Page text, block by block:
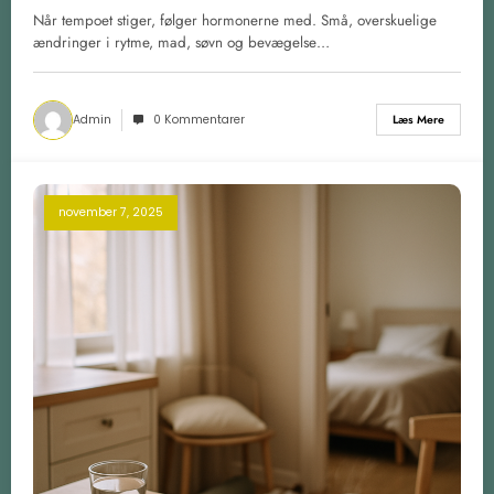
Når tempoet stiger, følger hormonerne med. Små, overskuelige
ændringer i rytme, mad, søvn og bevægelse…
Admin 0 Kommentarer Læs Mere
november 7, 2025